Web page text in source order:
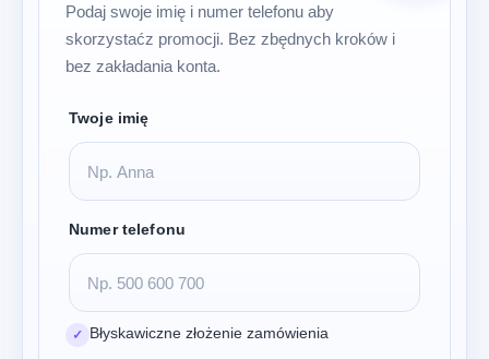
Podaj swoje imię i numer telefonu aby
skorzystaćz promocji. Bez zbędnych kroków i
bez zakładania konta.
Twoje imię
Numer telefonu
✓ Błyskawiczne złożenie zamówienia